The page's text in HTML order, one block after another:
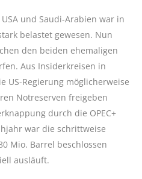
und Saudi-Arabien war in
belastet gewesen. Nun
den beiden ehemaligen
Aus Insiderkreisen in
US-Regierung möglicherweise
Notreserven freigeben
durch die OPEC+
war die schrittweise
Mio. Barrel beschlossen
ausläuft.